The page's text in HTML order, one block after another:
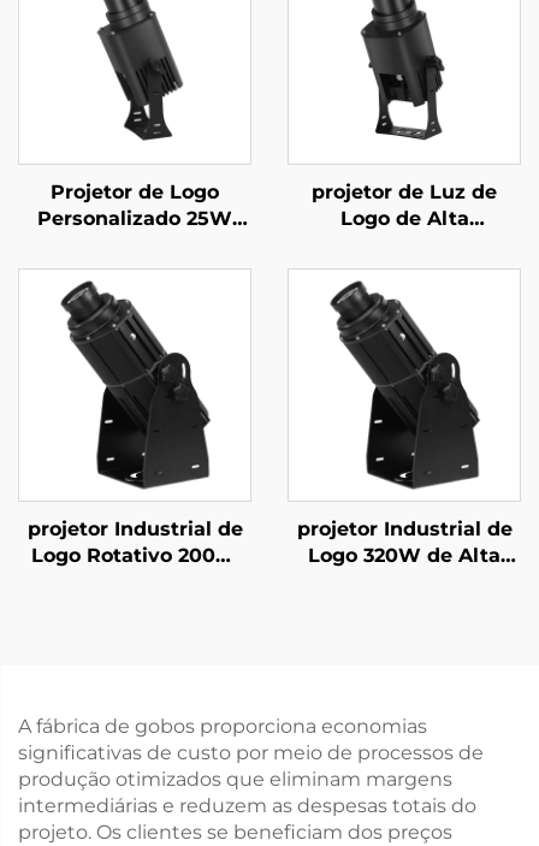
Projetor de Logo
Personalizado 25W
com Gobo Rotativo e
Controle Remoto –
Perfeito para Fachadas
e Placas
projetor de Luz de
Logo de Alta
Luz Gobo Rotativa
IP67 à Prova d'Água
com Controle Remoto
para Publicidade
Externa
projetor Industrial de
Logo Rotativo 200W
projetor Industrial de
Logo 320W de Alta
A fábrica de gobos proporciona economias
significativas de custo por meio de processos de
produção otimizados que eliminam margens
intermediárias e reduzem as despesas totais do
projeto. Os clientes se beneficiam dos preços